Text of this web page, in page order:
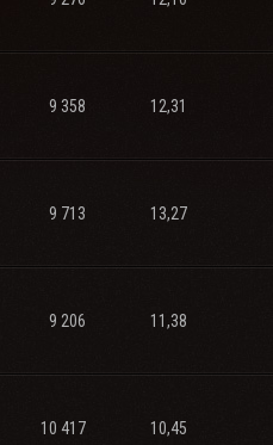
9 358 12,31
9 713 13,27
9 206 11,38
10 417 10,45